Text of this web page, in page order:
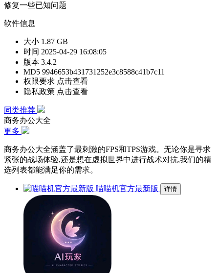
修复一些已知问题
软件信息
大小 1.87 GB
时间 2025-04-29 16:08:05
版本 3.4.2
MD5 9946653b431731252e3c8588c41b7c11
权限要求 点击查看
隐私政策 点击查看
同类推荐
商务办公大全
更多
商务办公大全涵盖了最刺激的FPS和TPS游戏。无论你是寻求
紧张的战场体验,还是想在虚拟世界中进行战术对抗,我们的精
选列表都能满足你的需求。
喵喵机官方最新版 详情